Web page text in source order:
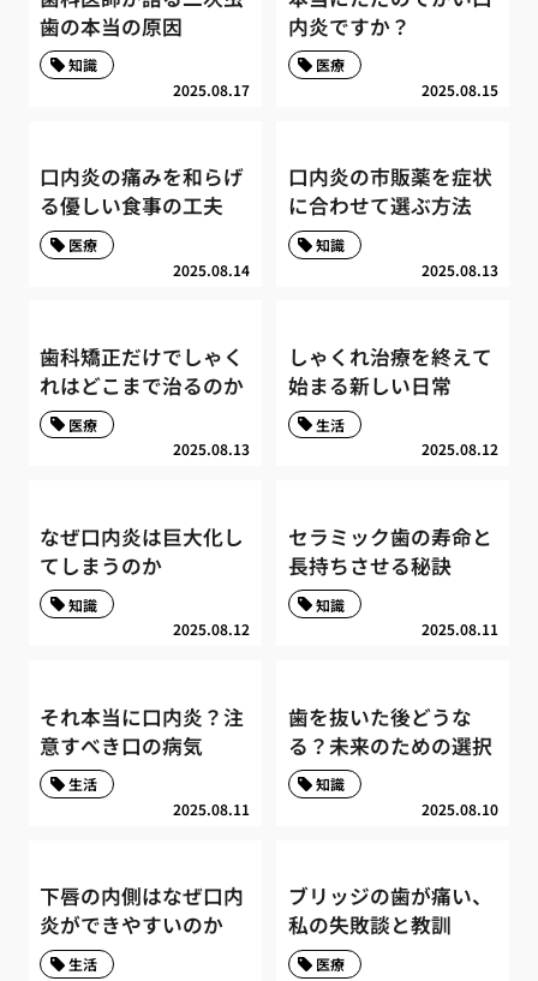
歯の本当の原因
2025.08.17
知識
内炎ですか？
2025.08.15
医療
口内炎の痛みを和らげ
る優しい食事の工夫
2025.08.14
医療
口内炎の市販薬を症状
に合わせて選ぶ方法
2025.08.13
知識
歯科矯正だけでしゃく
れはどこまで治るのか
2025.08.13
医療
しゃくれ治療を終えて
始まる新しい日常
2025.08.12
生活
なぜ口内炎は巨大化し
てしまうのか
2025.08.12
知識
セラミック歯の寿命と
長持ちさせる秘訣
2025.08.11
知識
それ本当に口内炎？注
意すべき口の病気
2025.08.11
生活
歯を抜いた後どうな
る？未来のための選択
2025.08.10
知識
下唇の内側はなぜ口内
炎ができやすいのか
生活
ブリッジの歯が痛い、
私の失敗談と教訓
医療